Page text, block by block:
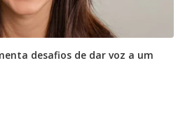
desafios de dar voz a um